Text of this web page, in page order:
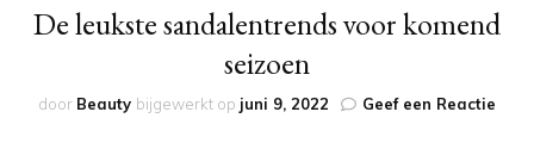
De leukste sandalentrends voor komend
seizoen
door Beauty bijgewerkt op juni 9, 2022 Geef een Reactie